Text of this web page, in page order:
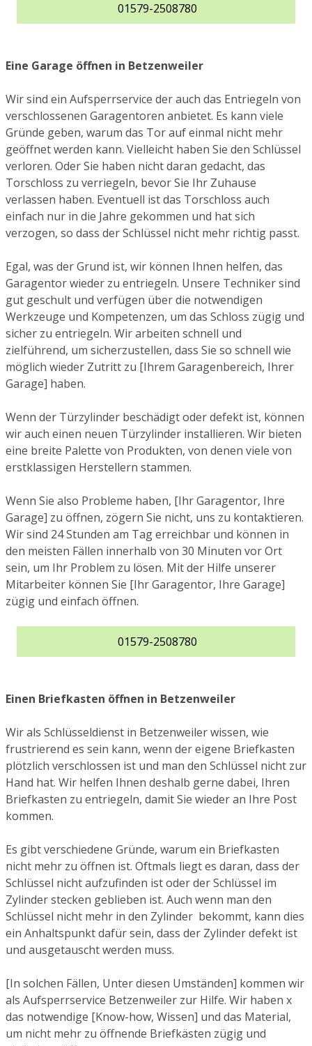
01579-2508780
Eine Garage öffnen in Betzenweiler
Wir sind ein Aufsperrservice der auch das Entriegeln von
verschlossenen Garagentoren anbietet. Es kann viele
Gründe geben, warum das Tor auf einmal nicht mehr
geöffnet werden kann. Vielleicht haben Sie den Schlüssel
verloren. Oder Sie haben nicht daran gedacht, das
Torschloss zu verriegeln, bevor Sie Ihr Zuhause
verlassen haben. Eventuell ist das Torschloss auch
einfach nur in die Jahre gekommen und hat sich
verzogen, so dass der Schlüssel nicht mehr richtig passt.
Egal, was der Grund ist, wir können Ihnen helfen, das
Garagentor wieder zu entriegeln. Unsere Techniker sind
gut geschult und verfügen über die notwendigen
Werkzeuge und Kompetenzen, um das Schloss zügig und
sicher zu entriegeln. Wir arbeiten schnell und
zielführend, um sicherzustellen, dass Sie so schnell wie
möglich wieder Zutritt zu [Ihrem Garagenbereich, Ihrer
Garage] haben.
Wenn der Türzylinder beschädigt oder defekt ist, können
wir auch einen neuen Türzylinder installieren. Wir bieten
eine breite Palette von Produkten, von denen viele von
erstklassigen Herstellern stammen.
Wenn Sie also Probleme haben, [Ihr Garagentor, Ihre
Garage] zu öffnen, zögern Sie nicht, uns zu kontaktieren.
Wir sind 24 Stunden am Tag erreichbar und können in
den meisten Fällen innerhalb von 30 Minuten vor Ort
sein, um Ihr Problem zu lösen. Mit der Hilfe unserer
Mitarbeiter können Sie [Ihr Garagentor, Ihre Garage]
zügig und einfach öffnen.
01579-2508780
Einen Briefkasten öffnen in Betzenweiler
Wir als Schlüsseldienst in Betzenweiler wissen, wie
frustrierend es sein kann, wenn der eigene Briefkasten
plötzlich verschlossen ist und man den Schlüssel nicht zur
Hand hat. Wir helfen Ihnen deshalb gerne dabei, Ihren
Briefkasten zu entriegeln, damit Sie wieder an Ihre Post
kommen.
Es gibt verschiedene Gründe, warum ein Briefkasten
nicht mehr zu öffnen ist. Oftmals liegt es daran, dass der
Schlüssel nicht aufzufinden ist oder der Schlüssel im
Zylinder stecken geblieben ist. Auch wenn man den
Schlüssel nicht mehr in den Zylinder bekommt, kann dies
ein Anhaltspunkt dafür sein, dass der Zylinder defekt ist
und ausgetauscht werden muss.
[In solchen Fällen, Unter diesen Umständen] kommen wir
als Aufsperrservice Betzenweiler zur Hilfe. Wir haben x
das notwendige [Know-how, Wissen] und das Material,
um nicht mehr zu öffnende Briefkästen zügig und